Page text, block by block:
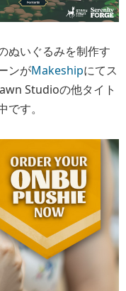
ぬいぐるみを制作す
ンがMakeshipにてス
Studioの他タイト
です。